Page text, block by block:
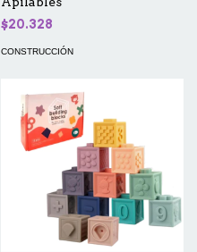
$20.328
CONSTRUCCIÓN